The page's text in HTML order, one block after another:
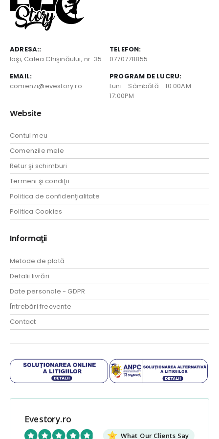
ADRESA::
Iaşi, Calea Chişinăului, nr. 35
TELEFON:
0770778855
EMAIL:
comenzi@evestory.ro
PROGRAM DE LUCRU:
Luni - Sâmbătă - 10:00AM -
17:00PM
Website
Contul meu
Comenzile mele
Retur şi schimburi
Termeni şi condiţii
Politica de confidenţialitate
Politica Cookies
Informaţii
Metode de plată
Detalii livrări
Date personale - GDPR
Întrebări frecvente
Contact
Evestory.ro
What Our Clients Say